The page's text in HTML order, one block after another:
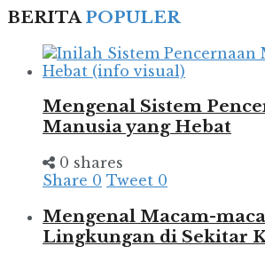
BERITAPOPULER
Mengenal Sistem
Manusia yang Hebat
0 shares
Share 0 Tweet 0
Mengenal Macam-
Lingkungan di Sekitar